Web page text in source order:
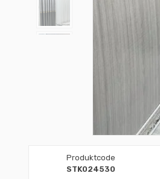
Produktcode
STK024530